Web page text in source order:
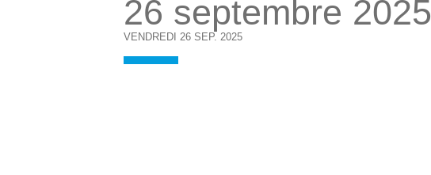
26 septembre 2025
VENDREDI 26 SEP. 2025